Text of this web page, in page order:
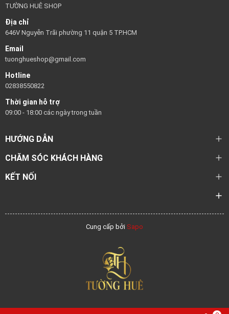
TƯỜNG HUÊ SHOP
Địa chỉ
646V Nguyễn Trãi phường 11 quận 5 TP.HCM
Email
tuonghueshop@gmail.com
Hotline
02838550822
Thời gian hỗ trợ
09:00 - 18:00 các ngày trong tuần
HƯỚNG DẪN
CHĂM SÓC KHÁCH HÀNG
KẾT NỐI
Cung cấp bởi Sapo